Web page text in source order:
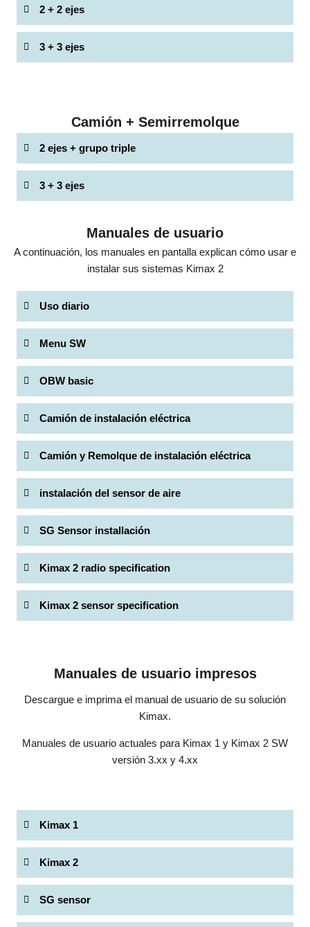
2 + 2 ejes
3 + 3 ejes
Camión + Semirremolque
2 ejes + grupo triple
3 + 3 ejes
Manuales de usuario
A continuación, los manuales en pantalla explican cómo usar e
instalar sus sistemas Kimax 2
Uso diario
Menu SW
OBW basic
Camión de instalación eléctrica
Camión y Remolque de instalación eléctrica
instalación del sensor de aire
SG Sensor installación
Kimax 2 radio specification
Kimax 2 sensor specification
Manuales de usuario impresos
Descargue e imprima el manual de usuario de su solución
Kimax.
Manuales de usuario actuales para Kimax 1 y Kimax 2 SW
versión 3.xx y 4.xx
Kimax 1
Kimax 2
SG sensor